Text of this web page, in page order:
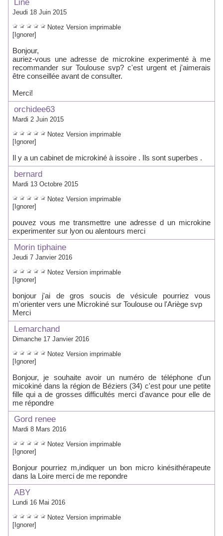
Line
Jeudi 18 Juin 2015
Notez Version imprimable
[Ignorer]
Bonjour,
auriez-vous une adresse de microkine experimenté à me
recommander sur Toulouse svp? c'est urgent et j'aimerais
être conseillée avant de consulter.
Merci!
orchidee63
Mardi 2 Juin 2015
Notez Version imprimable
[Ignorer]
Il y a un cabinet de microkiné à issoire . Ils sont superbes .
bernard
Mardi 13 Octobre 2015
Notez Version imprimable
[Ignorer]
pouvez vous me transmettre une adresse d un microkine
experimenter sur lyon ou alentours merci
Morin tiphaine
Jeudi 7 Janvier 2016
Notez Version imprimable
[Ignorer]
bonjour j'ai de gros soucis de vésicule pourriez vous
m'orienter vers une Microkiné sur Toulouse ou l'Ariège svp
Merci
Lemarchand
Dimanche 17 Janvier 2016
Notez Version imprimable
[Ignorer]
Bonjour, je souhaite avoir un numéro de téléphone d'un
micokiné dans la région de Béziers (34) c'est pour une petite
fille qui a de grosses difficultés merci d'avance pour elle de
me répondre
Gord renee
Mardi 8 Mars 2016
Notez Version imprimable
[Ignorer]
Bonjour pourriez m,indiquer un bon micro kinésithérapeute
dans la Loire merci de me repondre
ABY
Lundi 16 Mai 2016
Notez Version imprimable
[Ignorer]